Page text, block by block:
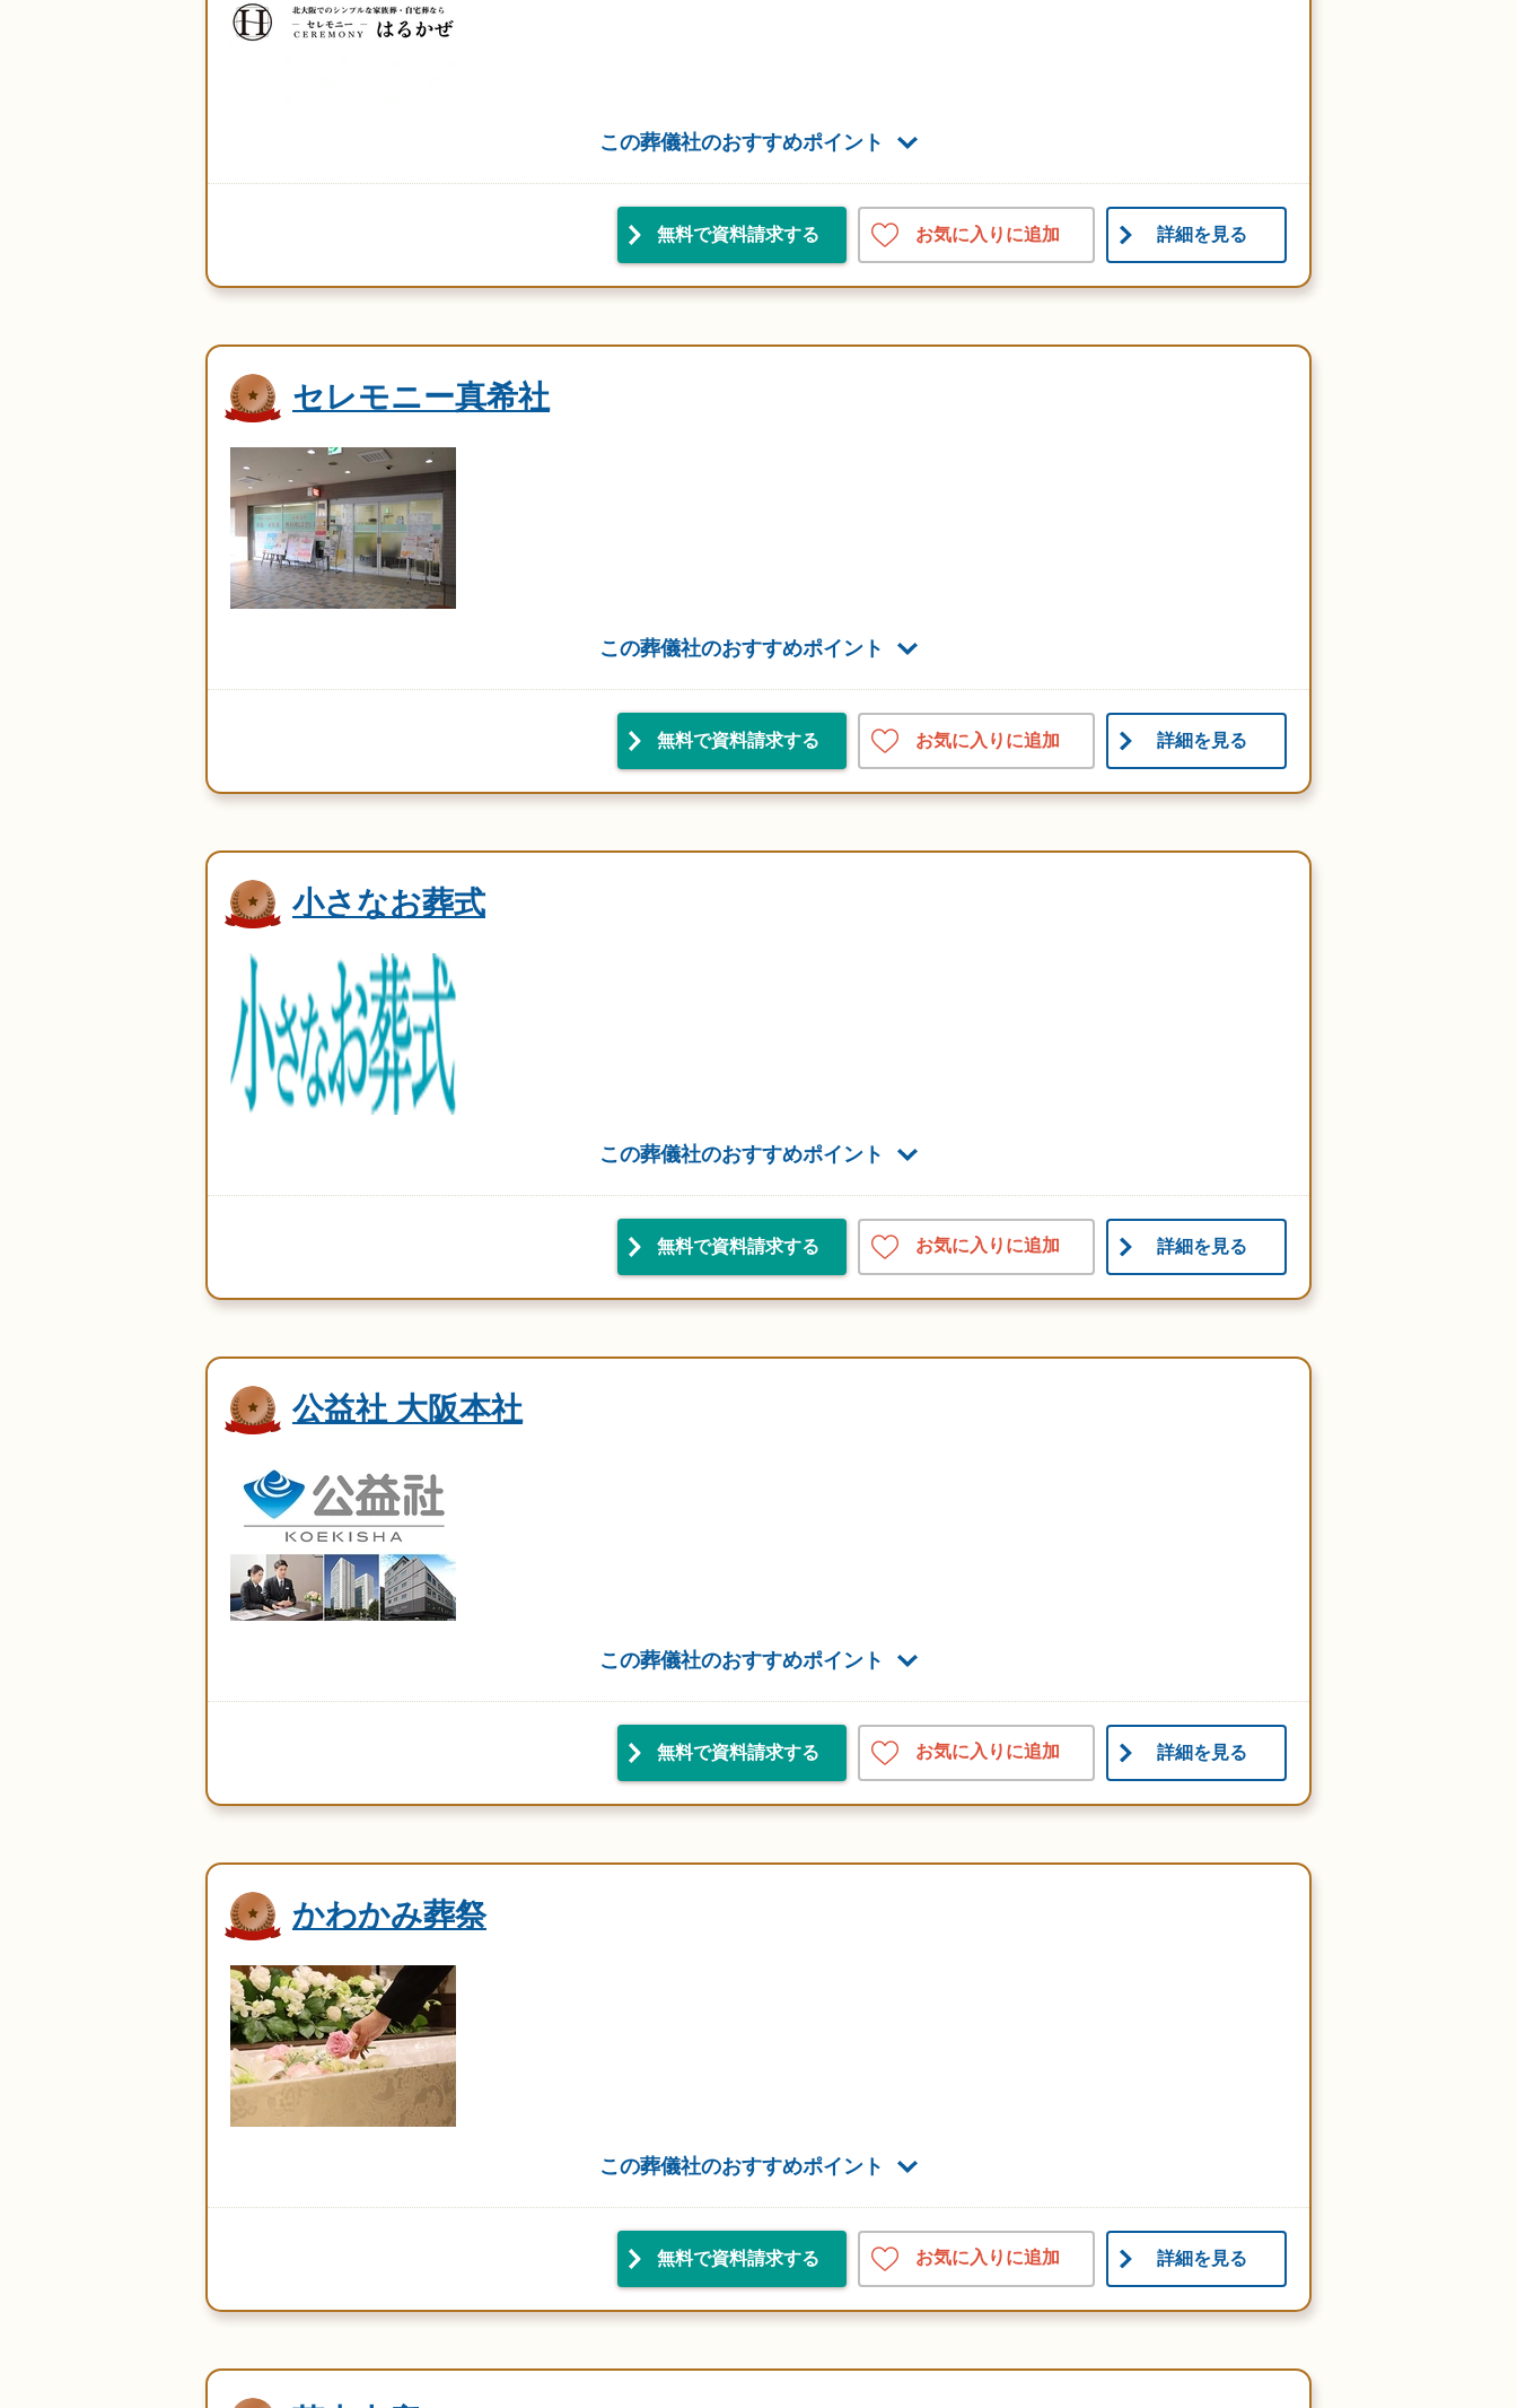
この葬儀社のおすすめポイント
無料で資料請求する お気に入りに追加 詳細を見る
セレモニー真希社
この葬儀社のおすすめポイント
無料で資料請求する お気に入りに追加 詳細を見る
小さなお葬式
この葬儀社のおすすめポイント
無料で資料請求する お気に入りに追加 詳細を見る
公益社 大阪本社
この葬儀社のおすすめポイント
無料で資料請求する お気に入りに追加 詳細を見る
かわかみ葬祭
この葬儀社のおすすめポイント
無料で資料請求する お気に入りに追加 詳細を見る